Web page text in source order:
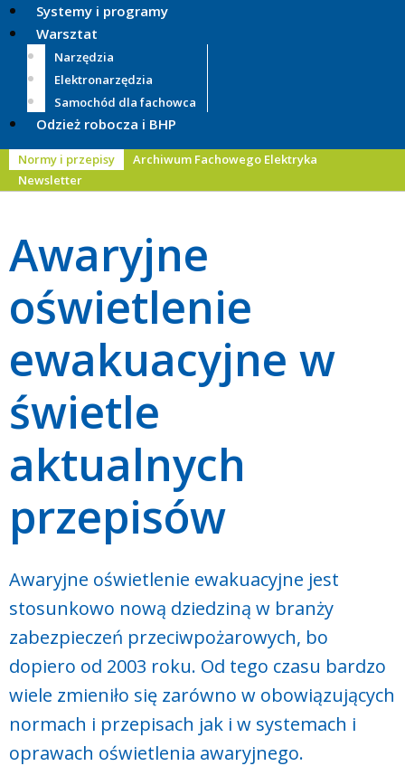
Systemy i programy
Warsztat
Narzędzia
Elektronarzędzia
Samochód dla fachowca
Odzież robocza i BHP
Normy i przepisy
Archiwum Fachowego Elektryka
Newsletter
Awaryjne
oświetlenie
ewakuacyjne w
świetle
aktualnych
przepisów
Awaryjne oświetlenie ewakuacyjne jest
stosunkowo nową dziedziną w branży
zabezpieczeń przeciwpożarowych, bo
dopiero od 2003 roku. Od tego czasu bardzo
wiele zmieniło się zarówno w obowiązujących
normach i przepisach jak i w systemach i
oprawach oświetlenia awaryjnego.